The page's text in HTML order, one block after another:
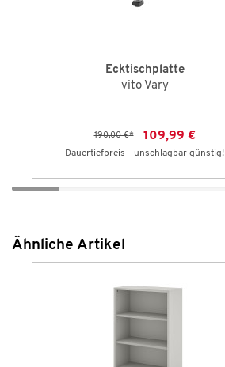
Ecktischplatte
vito Vary
190,00 €* 109,99 €
Dauertiefpreis - unschlagbar günstig!
Ähnliche Artikel